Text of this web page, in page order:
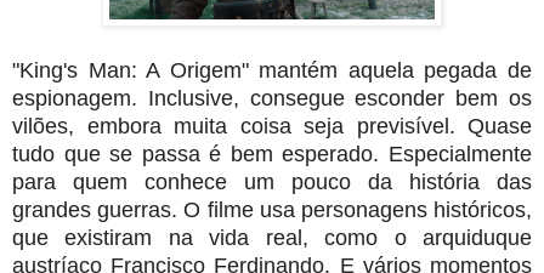
"King's Man: A Origem" mantém aquela pegada de
espionagem. Inclusive, consegue esconder bem os
vilões, embora muita coisa seja previsível. Quase
tudo que se passa é bem esperado. Especialmente
para quem conhece um pouco da história das
grandes guerras.O filme usa personagens históricos,
que existiram na vida real, como o arquiduque
austríaco Francisco Ferdinando. E vários momentos